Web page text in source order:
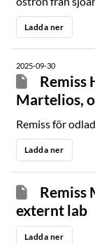
förvaltas av
Ladda ner
2025-09-30
Remiss
Martelios,
Remiss för
Ladda ner
Remiss
externt lab
Ladda ner